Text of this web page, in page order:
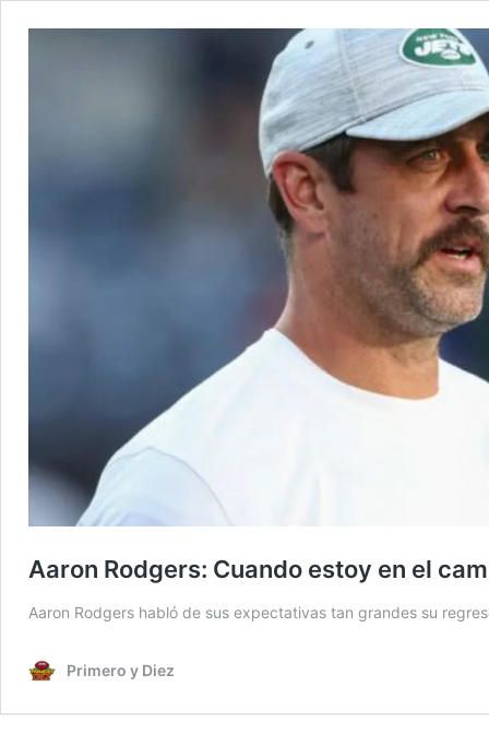
Aaron Rodgers: Cuando estoy en el
Aaron Rodgers habló de sus expectativas tan grandes su
Primero y Diez